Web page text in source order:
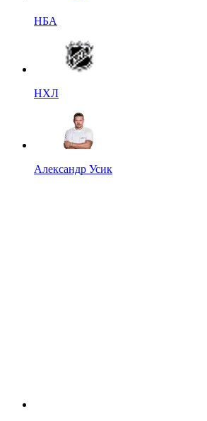
НБА
НХЛ
Александр Усик